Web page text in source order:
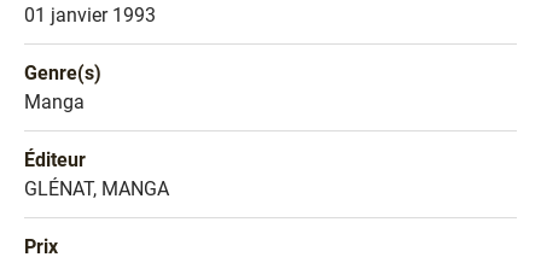
Date de parution
01 janvier 1993
Genre(s)
Genre littéraire
Manga
Éditeur
Éditeur
GLÉNAT, MANGA
Prix